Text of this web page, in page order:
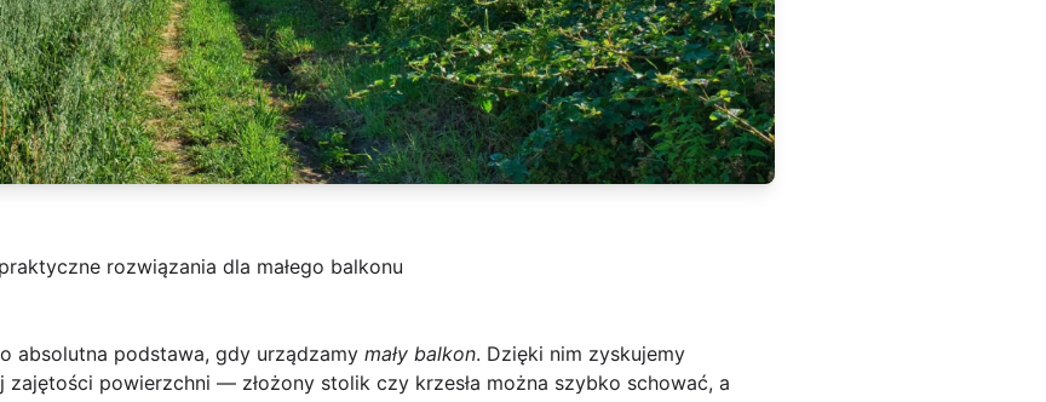
rozwiązania dla małego balkonu
absolutna podstawa, gdy urządzamy mały balkon. Dzięki nim zyskujemy
zajętości powierzchni — złożony stolik czy krzesła można szybko schować, a